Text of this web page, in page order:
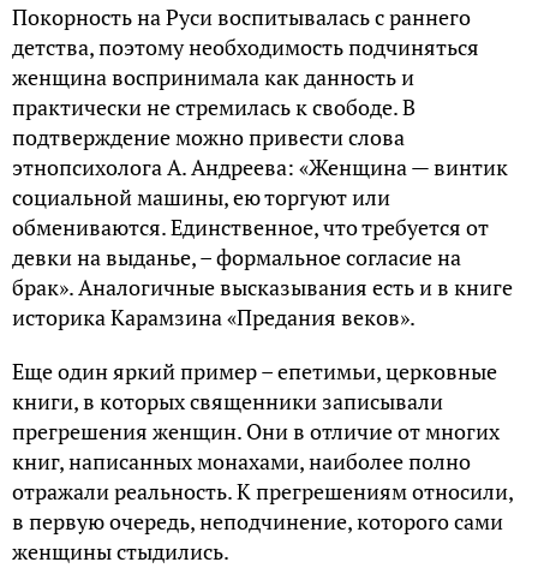
Покорность на Руси воспитывалась с раннего
детства, поэтому необходимость подчиняться
женщина воспринимала как данность и
практически не стремилась к свободе. В
подтверждение можно привести слова
этнопсихолога А. Андреева: «Женщина — винтик
социальной машины, ею торгуют или
обмениваются. Единственное, что требуется от
девки на выданье, – формальное согласие на
брак». Аналогичные высказывания есть и в книге
историка Карамзина «Предания веков».
Еще один яркий пример – епетимьи, церковные
книги, в которых священники записывали
прегрешения женщин. Они в отличие от многих
книг, написанных монахами, наиболее полно
отражали реальность. К прегрешениям относили,
в первую очередь, неподчинение, которого сами
женщины стыдились.